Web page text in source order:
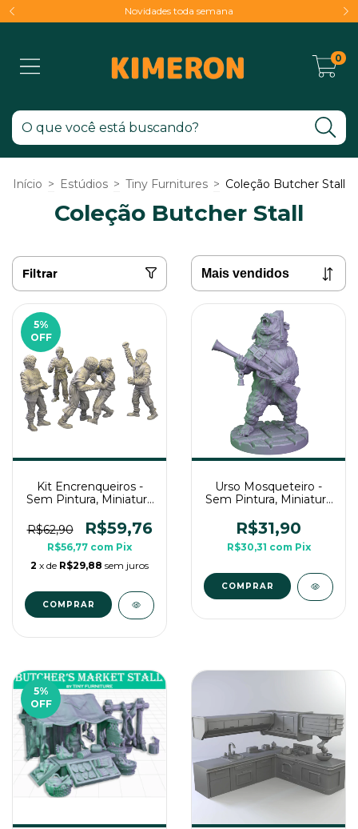
Novidades toda semana
0
Início > Estúdios > Tiny Furnitures > Coleção Butcher Stall
Coleção Butcher Stall
Filtrar
5%
OFF
Kit Encrenqueiros -
Sem Pintura, Miniatura
de Mesa
R$62,90 R$59,76
R$56,77 com Pix
2 x de R$29,88 sem juros
Urso Mosqueteiro -
Sem Pintura, Miniatura
Mesa
R$31,90
R$30,31 com Pix
5%
OFF